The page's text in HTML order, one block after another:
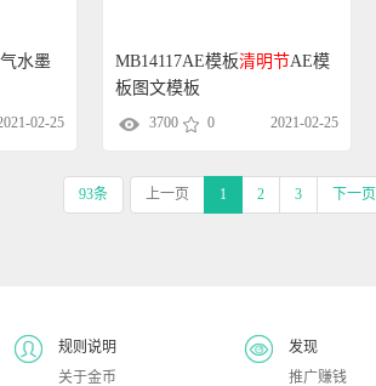
水墨
02-25
MB14117AE模板清明节AE模
板图文模板
3700 0 2021-02-25
93条 上一页 1 2 3 下一页
规则说明
关于金币
发现
推广赚钱